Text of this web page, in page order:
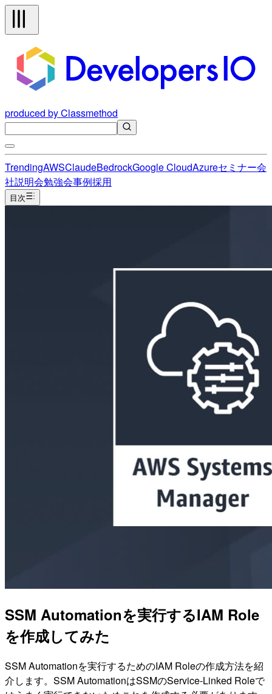
produced by Classmethod
TrendingAWSClaudeBedrockGoogle CloudAzureセミナー会
社説明会勉強会事例採用
目次
SSM Automationを実行するIAM Role
を作成してみた
SSM Automationを実行するためのIAM Roleの作成方法を紹
介します。SSM AutomationはSSMのService-Linked Roleで